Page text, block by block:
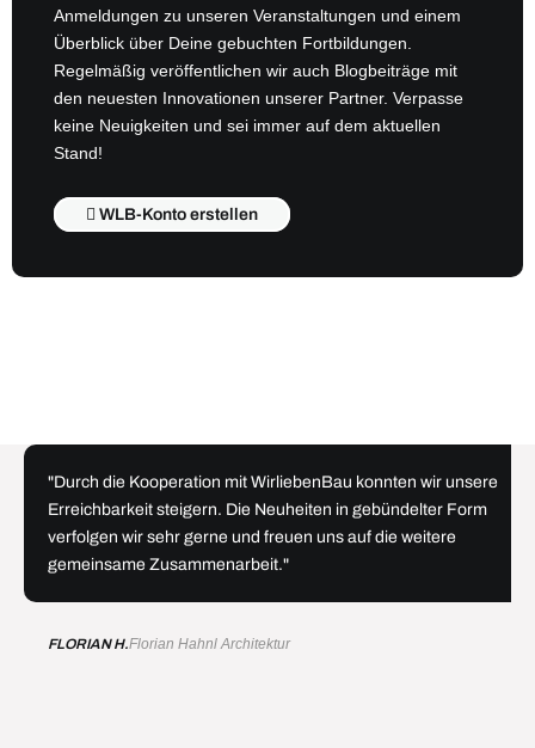
Anmeldungen zu unseren Veranstaltungen und einem
Überblick über Deine gebuchten Fortbildungen.
Regelmäßig veröffentlichen wir auch Blogbeiträge mit
den neuesten Innovationen unserer Partner. Verpasse
keine Neuigkeiten und sei immer auf dem aktuellen
Stand!
WLB-Konto erstellen
"Durch die Kooperation mit WirliebenBau konnten wir unsere
Erreichbarkeit steigern. Die Neuheiten in gebündelter Form
verfolgen wir sehr gerne und freuen uns auf die weitere
gemeinsame Zusammenarbeit."
FLORIAN H.Florian Hahnl Architektur